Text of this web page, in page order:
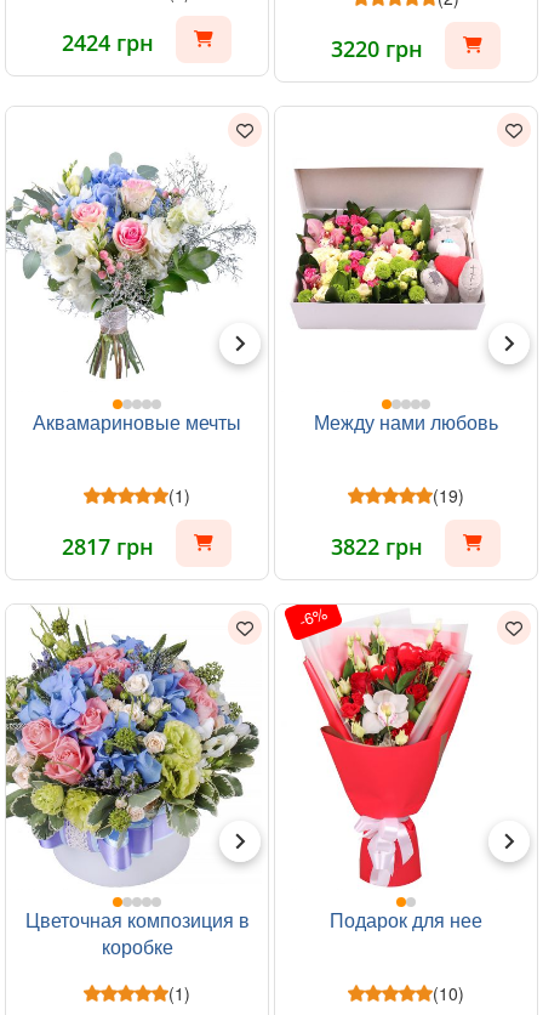
2424 грн 3220 грн
Аквамариновые мечты
(1)
2817 грн
Между нами любовь
(19)
3822 грн
Цветочная композиция в
коробке
(1)
-6%
Подарок для нее
(10)